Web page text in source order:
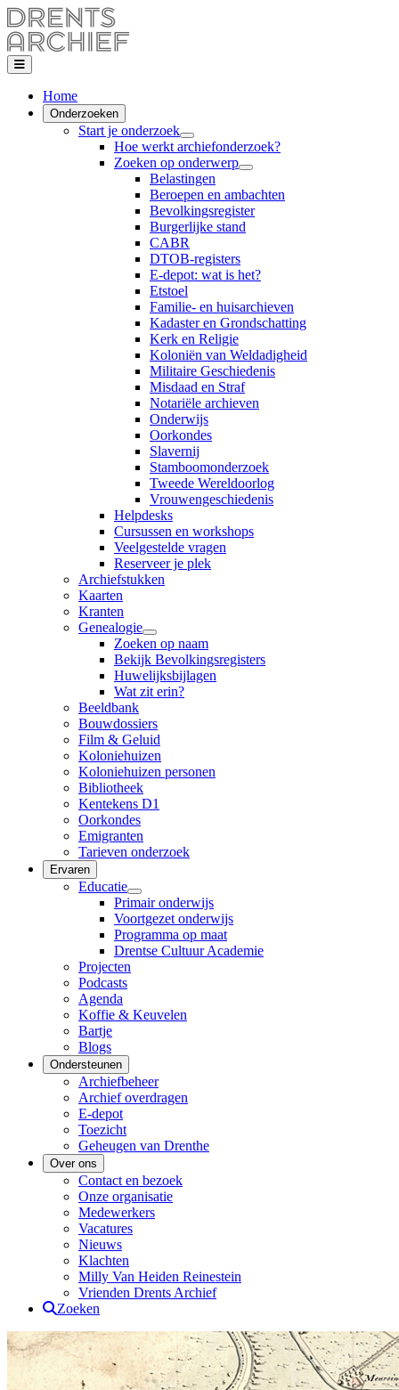
Home
Onderzoeken
Start je onderzoek
Hoe werkt archiefonderzoek?
Zoeken op onderwerp
Belastingen
Beroepen en ambachten
Bevolkingsregister
Burgerlijke stand
CABR
DTOB-registers
E-depot: wat is het?
Etstoel
Familie- en huisarchieven
Kadaster en Grondschatting
Kerk en Religie
Koloniën van Weldadigheid
Militaire Geschiedenis
Misdaad en Straf
Notariële archieven
Onderwijs
Oorkondes
Slavernij
Stamboomonderzoek
Tweede Wereldoorlog
Vrouwengeschiedenis
Helpdesks
Cursussen en workshops
Veelgestelde vragen
Reserveer je plek
Archiefstukken
Kaarten
Kranten
Genealogie
Zoeken op naam
Bekijk Bevolkingsregisters
Huwelijksbijlagen
Wat zit erin?
Beeldbank
Bouwdossiers
Film & Geluid
Koloniehuizen
Koloniehuizen personen
Bibliotheek
Kentekens D1
Oorkondes
Emigranten
Tarieven onderzoek
Ervaren
Educatie
Primair onderwijs
Voortgezet onderwijs
Programma op maat
Drentse Cultuur Academie
Projecten
Podcasts
Agenda
Koffie & Keuvelen
Bartje
Blogs
Ondersteunen
Archiefbeheer
Archief overdragen
E-depot
Toezicht
Geheugen van Drenthe
Over ons
Contact en bezoek
Onze organisatie
Medewerkers
Vacatures
Nieuws
Klachten
Milly Van Heiden Reinestein
Vrienden Drents Archief
Zoeken
Drents Archief